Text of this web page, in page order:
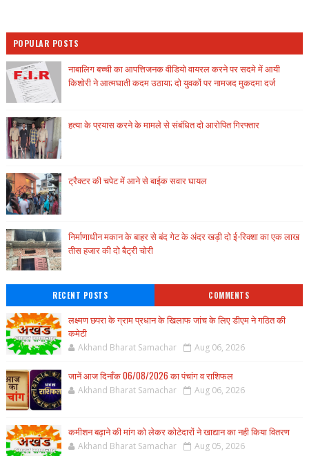
POPULAR POSTS
नाबालिग बच्ची का आपत्तिजनक वीडियो वायरल करने पर सदमे में आयी
किशोरी ने आत्मघाती कदम उठाया; दो युवकों पर नामजद मुकदमा दर्ज
हत्या के प्रयास करने के मामले से संबंधित दो आरोपित गिरफ्तार
ट्रैक्टर की चपेट में आने से बाईक सवार घायल
निर्माणाधीन मकान के बाहर से बंद गेट के अंदर खड़ी दो ई-रिक्शा का एक लाख
तीस हजार की दो बैट्री चोरी
RECENT POSTS COMMENTS
लक्ष्मण छपरा के ग्राम प्रधान के खिलाफ जांच के लिए डीएम ने गठित की
कमेटी
Akhand Bharat Samachar Aug 06, 2026
जानें आज दिनाँक 06/08/2026 का पंचांग व राशिफल
Akhand Bharat Samachar Aug 06, 2026
कमीशन बढ़ाने की मांग को लेकर कोटेदारों ने खाद्यान का नही किया वितरण
Akhand Bharat Samachar Aug 05, 2026